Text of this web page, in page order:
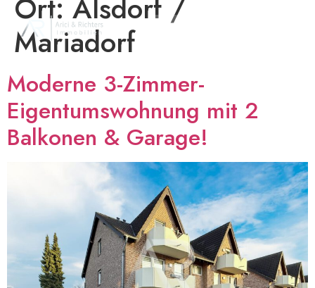
Ort: Alsdorf /
Mariadorf
Moderne 3-Zimmer-
Eigentumswohnung mit 2
Balkonen & Garage!